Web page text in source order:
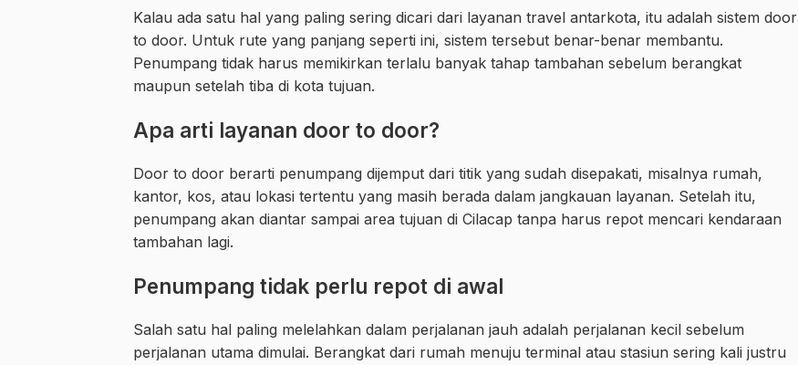
Kalau ada satu hal yang paling sering dicari dari layanan travel antarkota, itu adalah sistem door
to door. Untuk rute yang panjang seperti ini, sistem tersebut benar-benar membantu.
Penumpang tidak harus memikirkan terlalu banyak tahap tambahan sebelum berangkat
maupun setelah tiba di kota tujuan.
Apa arti layanan door to door?
Door to door berarti penumpang dijemput dari titik yang sudah disepakati, misalnya rumah,
kantor, kos, atau lokasi tertentu yang masih berada dalam jangkauan layanan. Setelah itu,
penumpang akan diantar sampai area tujuan di Cilacap tanpa harus repot mencari kendaraan
tambahan lagi.
Penumpang tidak perlu repot di awal
Salah satu hal paling melelahkan dalam perjalanan jauh adalah perjalanan kecil sebelum
perjalanan utama dimulai. Berangkat dari rumah menuju terminal atau stasiun sering kali justru